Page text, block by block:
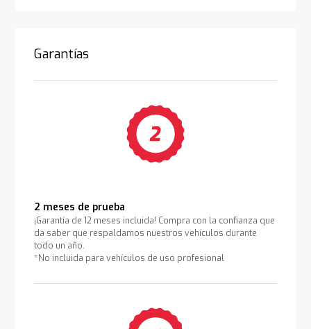
Garantías
2 meses de prueba
¡Garantía de 12 meses incluida! Compra con la confianza que
da saber que respaldamos nuestros vehículos durante
todo un año.
*No incluida para vehículos de uso profesional